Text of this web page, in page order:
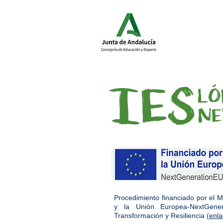
IES
Procedimiento financiado por el
y la Unión Europea-
Transformación y Resiliencia (